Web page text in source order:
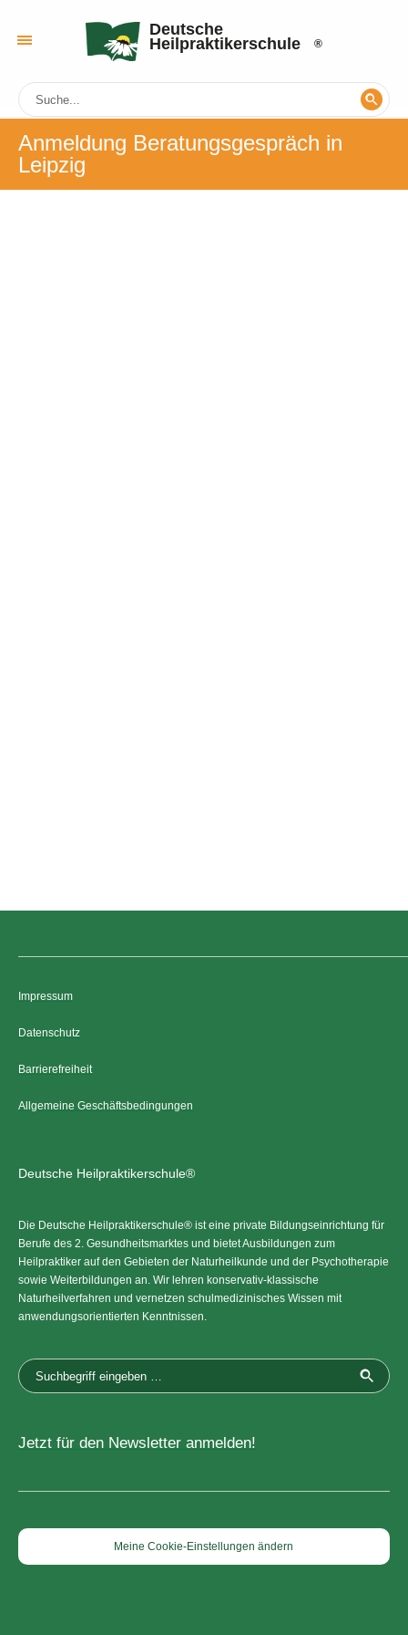
Deutsche
Heilpraktikerschule
Anmeldung Beratungsgespräch in
Leipzig
Impressum
Datenschutz
Barrierefreiheit
Allgemeine Geschäftsbedingungen
Deutsche Heilpraktikerschule®
Die Deutsche Heilpraktikerschule® ist eine private Bildungseinrichtung für
Berufe des 2. Gesundheitsmarktes und bietet Ausbildungen zum
Heilpraktiker auf den Gebieten der Naturheilkunde und der Psychotherapie
sowie Weiterbildungen an. Wir lehren konservativ-klassische
Naturheilverfahren und vernetzen schulmedizinisches Wissen mit
anwendungsorientierten Kenntnissen.
Jetzt für den Newsletter anmelden!
Meine Cookie-Einstellungen ändern